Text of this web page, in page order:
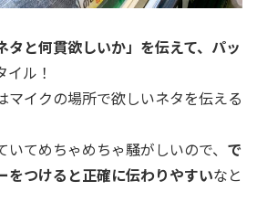
タと何貫欲しいか」を伝えて、パッ
イル！
マイクの場所で欲しいネタを伝える
てめちゃめちゃ騒がしいので、 で
をつけると正確に伝わりやすいなと